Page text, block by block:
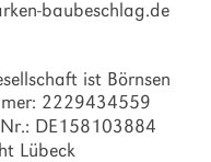
baubeschlag.de
ist Börnsen
2229434559
Nr.: DE158103884
Lübeck